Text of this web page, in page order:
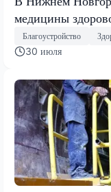
медицины
Благоустройство
30 июля